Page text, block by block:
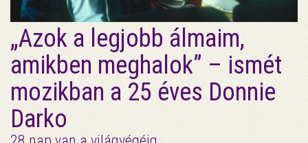
„Azok a legjobb álmaim,
amikben meghalok” – ismét
mozikban a 25 éves Donnie
Darko